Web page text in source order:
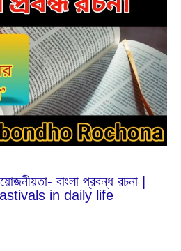
বাংলা প্রবন্ধ রচনা |
in daily life